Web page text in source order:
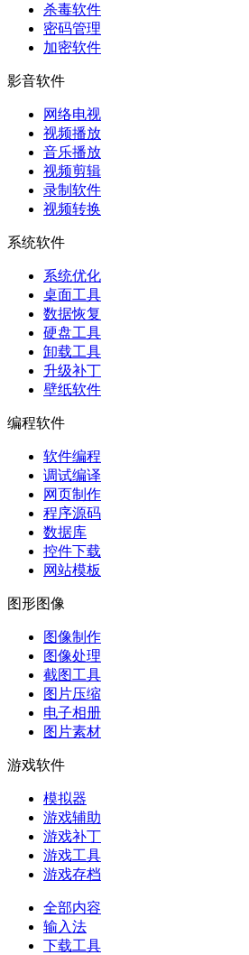
杀毒软件
密码管理
加密软件
影音软件
网络电视
视频播放
音乐播放
视频剪辑
录制软件
视频转换
系统软件
系统优化
桌面工具
数据恢复
硬盘工具
卸载工具
升级补丁
壁纸软件
编程软件
软件编程
调试编译
网页制作
程序源码
数据库
控件下载
网站模板
图形图像
图像制作
图像处理
截图工具
图片压缩
电子相册
图片素材
游戏软件
模拟器
游戏辅助
游戏补丁
游戏工具
游戏存档
全部内容
输入法
下载工具